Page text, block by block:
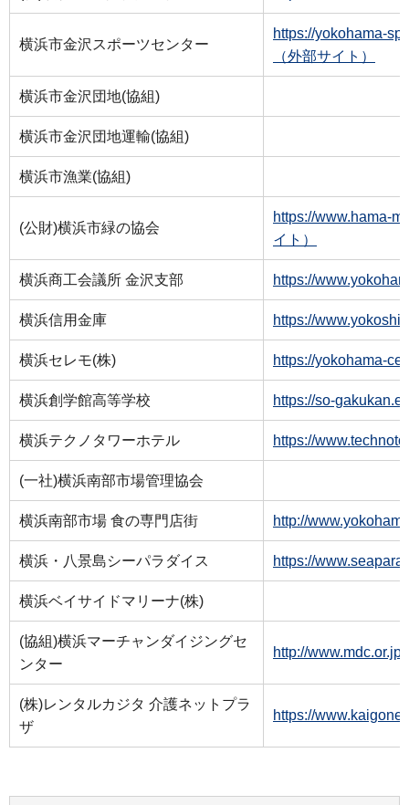
横浜市金沢スポーツセンター
https://yokohama-
（外部サイト）
横浜市金沢団地(協組)
横浜市金沢団地運輸(協組)
横浜市漁業(協組)
(公財)横浜市緑の協会
https://www.hama-
イト）
横浜商工会議所 金沢支部 https://
横浜信用金庫 https://
横浜セレモ(株) https://yokohama-
横浜創学館高等学校 https://so-
横浜テクノタワーホテル https://
(一社)横浜南部市場管理協会
横浜南部市場 食の専門店街 http://
横浜・八景島シーパラダイス https://
横浜ベイサイドマリーナ(株)
(協組)横浜マーチャンダイジングセ
ンター
http://www.mdc.or.jp
(株)レンタルカジタ 介護ネットプラ
ザ
https://